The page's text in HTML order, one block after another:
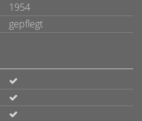
1954
gepflegt